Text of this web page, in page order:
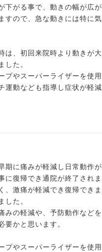
下がる事で、動きの幅が広
すので、急な動きには特に
は、初回来院時より動きが
した。
プやスーパーライザーを使
運動なども指導し症状が軽減
期に痛みが軽減し日常動作
に復帰でき通院が終了されま
、激痛が軽減でき復帰でき
した。
みの軽減や、予防動作など
要かと思います。
プやスーパーライザーを使